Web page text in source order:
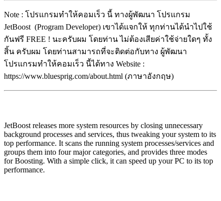
Note : โปรแกรมทำให้คอมเร็ว นี้ ทางผู้พัฒนา โปรแกรม
JetBoost (Program Developer) เขาได้แจกให้ ทุกท่านได้นำไปใช้
กันฟรี FREE ! นะครับผม โดยท่าน ไม่ต้องเสียค่าใช้จ่ายใดๆ ทั้ง
สิ้น ครับผม โดยท่านสามารถที่จะติดต่อกับทาง ผู้พัฒนา
โปรแกรมทำให้คอมเร็ว นี้ได้ทาง Website :
https://www.bluesprig.com/about.html (ภาษาอังกฤษ)
JetBoost releases more system resources by closing unnecessary
background processes and services, thus tweaking your system to its
top performance. It scans the running system processes/services and
groups them into four major categories, and provides three modes
for Boosting. With a simple click, it can speed up your PC to its top
performance.